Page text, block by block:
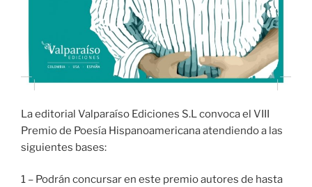
La editorial Valparaíso Ediciones S.L convoca el VIII
Premio de Poesía Hispanoamericana atendiendo a las
siguientes bases:
1 – Podrán concursar en este premio autores de hasta